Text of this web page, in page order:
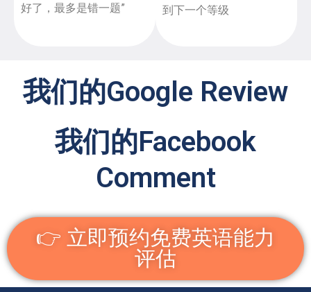
好了，最多是错一题”
到下一个等级
我们的Google Review
我们的Facebook
Comment
👉 立即预约免费英语能力
评估